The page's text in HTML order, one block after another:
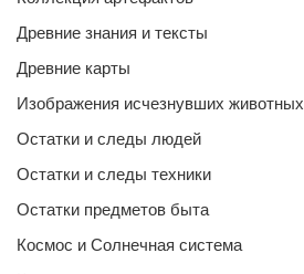
Древние знания и тексты
Древние карты
Изображения исчезнувших животных
Остатки и следы людей
Остатки и следы техники
Остатки предметов быта
Космос и Солнечная система